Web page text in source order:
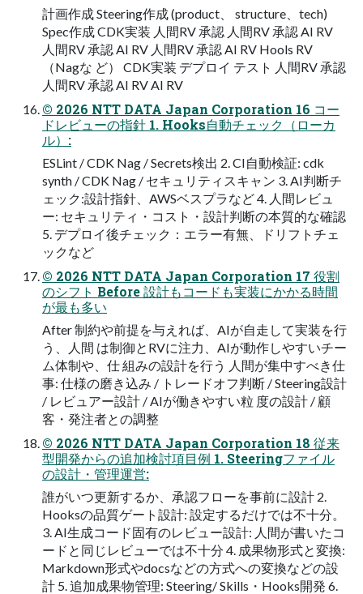
計画作成 Steering作成 (product、 structure、tech)
Spec作成 CDK実装 人間RV 承認 人間RV 承認 AI RV
人間RV 承認 AI RV 人間RV 承認 AI RV Hools RV
（Nagな ど） CDK実装 デプロイ テスト 人間RV 承認
人間RV 承認 AI RV AI RV
© 2026 NTT DATA Japan Corporation 16 コー
ドレビューの指針 1. Hooks自動チェック（ローカ
ル）:
ESLint / CDK Nag / Secrets検出 2. CI自動検証: cdk
synth / CDK Nag / セキュリティスキャン 3. AI判断チ
ェック:設計指針、AWSベスプラなど 4. 人間レビュ
ー: セキュリティ・コスト・設計判断の本質的な確認
5. デプロイ後チェック：エラー有無、ドリフトチェ
ックなど
© 2026 NTT DATA Japan Corporation 17 役割
のシフト Before 設計もコードも実装にかかる時間
が最も多い
After 制約や前提を与えれば、AIが自走して実装を行
う、人間 は制御とRVに注力、AIが動作しやすいチー
ム体制や、仕 組みの設計を行う 人間が集中すべき仕
事: 仕様の磨き込み / トレードオフ判断 / Steering設計
/ レビュアー設計 / AIが働きやすい粒 度の設計 / 顧
客・発注者との調整
© 2026 NTT DATA Japan Corporation 18 従来
型開発からの追加検討項目例 1. Steeringファイル
の設計・管理運営:
誰がいつ更新するか、承認フローを事前に設計 2.
Hooksの品質ゲート設計: 設定するだけでは不十分。
3. AI生成コード固有のレビュー設計: 人間が書いたコ
ードと同じレビューでは不十分 4. 成果物形式と変換:
Markdown形式やdocsなどの方式への変換などの設
計 5. 追加成果物管理: Steering/ Skills・Hooks開発 6.